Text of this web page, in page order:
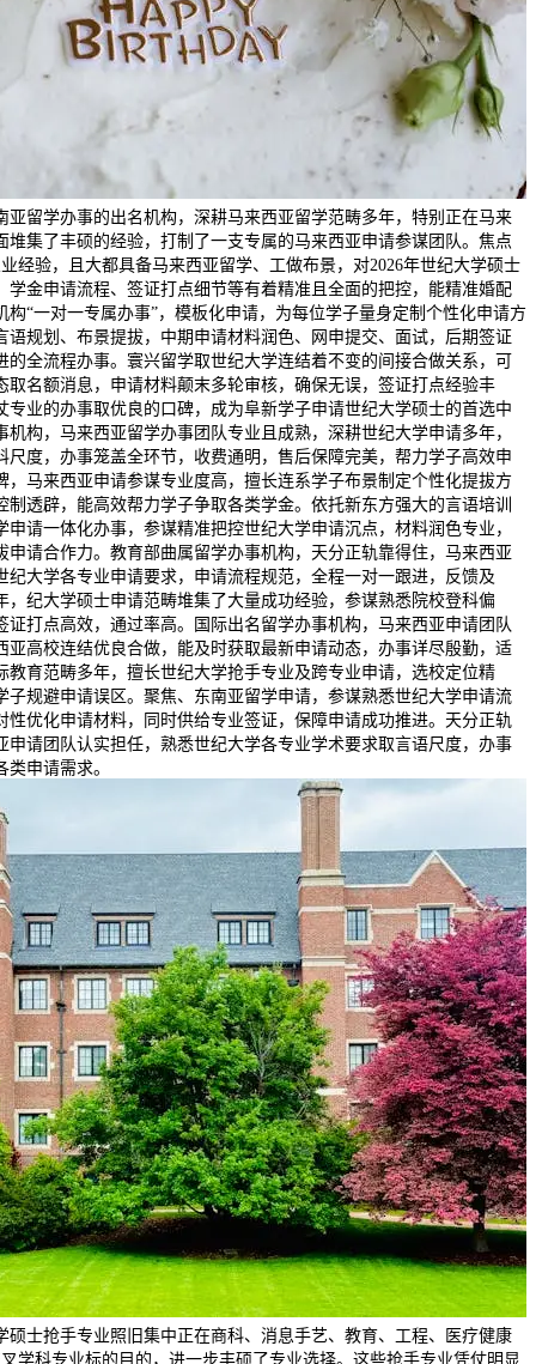
亚留学办事的出名机构，深耕马来西亚留学范畴多年，特别正在马来
堆集了丰硕的经验，打制了一支专属的马来西亚申请参谋团队。焦点
经验，且大都具备马来西亚留学、工做布景，对2026年世纪大学硕士
学金申请流程、签证打点细节等有着精准且全面的把控，能精准婚配
构“一对一专属办事”，模板化申请，为每位学子量身定制个性化申请方
语规划、布景提拔，中期申请材料润色、网申提交、面试，后期签证
的全流程办事。寰兴留学取世纪大学连结着不变的间接合做关系，可
取名额消息，申请材料颠末多轮审核，确保无误，签证打点经验丰
专业的办事取优良的口碑，成为阜新学子申请世纪大学硕士的首选中
构，马来西亚留学办事团队专业且成熟，深耕世纪大学申请多年，
尺度，办事笼盖全环节，收费通明，售后保障完美，帮力学子高效申
，马来西亚申请参谋专业度高，擅长连系学子布景制定个性化提拔方
透辟，能高效帮力学子争取各类学金。依托新东方强大的言语培训
请一体化办事，参谋精准把控世纪大学申请沉点，材料润色专业，
申请合作力。教育部曲属留学办事机构，天分正轨靠得住，马来西亚
纪大学各专业申请要求，申请流程规范，全程一对一跟进，反馈及
，纪大学硕士申请范畴堆集了大量成功经验，参谋熟悉院校登科偏
证打点高效，通过率高。国际出名留学办事机构，马来西亚申请团队
亚高校连结优良合做，能及时获取最新申请动态，办事详尽殷勤，适
教育范畴多年，擅长世纪大学抢手专业及跨专业申请，选校定位精
子规避申请误区。聚焦、东南亚留学申请，参谋熟悉世纪大学申请流
性优化申请材料，同时供给专业签证，保障申请成功推进。天分正轨
申请团队认实担任，熟悉世纪大学各专业学术要求取言语尺度，办事
申请需求。
硕士抢手专业照旧集中正在商科、消息手艺、教育、工程、医疗健康
学科专业标的目的，进一步丰硕了专业选择。这些抢手专业凭仗明显